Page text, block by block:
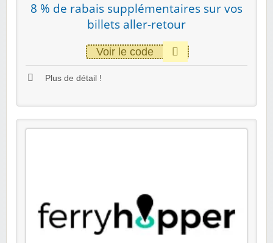
8 % de rabais supplémentaires sur vos
billets aller-retour
Voir le code
Plus de détail !